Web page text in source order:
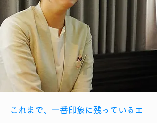
これまで、一番印象に残っているエ